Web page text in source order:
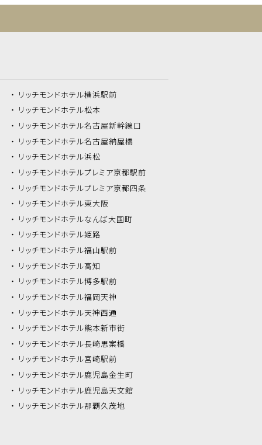
リッチモンドホテル横浜駅前
リッチモンドホテル松本
リッチモンドホテル名古屋新幹線口
リッチモンドホテル名古屋納屋橋
リッチモンドホテル浜松
リッチモンドホテルプレミア京都駅前
リッチモンドホテルプレミア京都四条
リッチモンドホテル東大阪
リッチモンドホテルなんば大国町
リッチモンドホテル姫路
リッチモンドホテル福山駅前
リッチモンドホテル高知
リッチモンドホテル博多駅前
リッチモンドホテル福岡天神
リッチモンドホテル天神西通
リッチモンドホテル熊本新市街
リッチモンドホテル長崎思案橋
リッチモンドホテル宮崎駅前
リッチモンドホテル鹿児島金生町
リッチモンドホテル鹿児島天文館
リッチモンドホテル那覇久茂地